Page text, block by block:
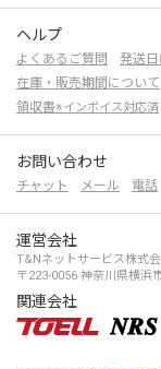
ヘルプ
よくあるご質問 発送
在庫・販売期間について
領収書※インボイス対応済
お問い合わせ
チャット メール 電話
運営会社
T&Nネットサービス株式
〒223-0056 神奈川県横浜
関連会社